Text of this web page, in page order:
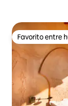
Favorito entre
Favorito entre